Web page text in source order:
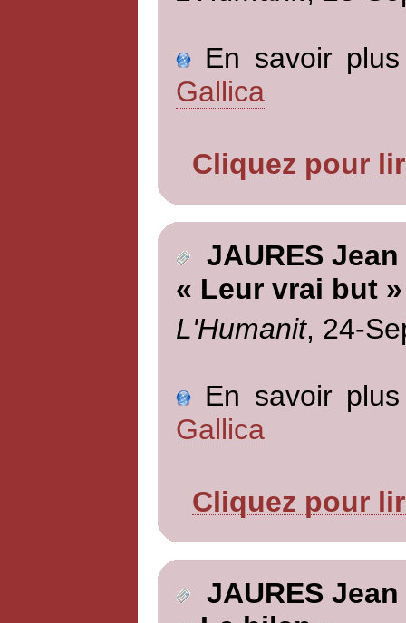
En savoir
Gallica
Cliquez pour
JAURES Jean
« Leur vrai but »
L'Humanit, 24-
En savoir
Gallica
Cliquez pour
JAURES Jean